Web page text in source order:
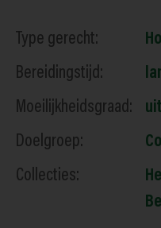
Type gerecht:
Bereidingstijd:
Moeilijkheidsgraad:
Doelgroep:
Collecties: